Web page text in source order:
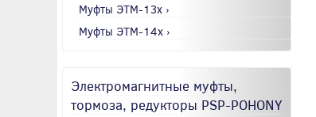
Муфты ЭТМ-13x ›
Муфты ЭТМ-14x ›
Электромагнитные муфты,
тормоза, редукторы PSP-POHONY